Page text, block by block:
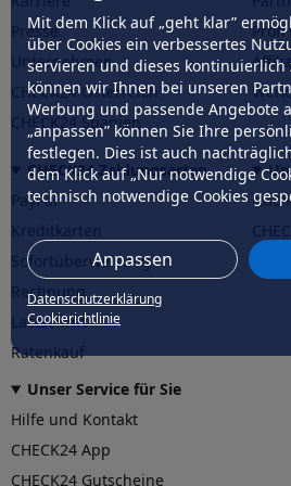
Mit dem Klick auf „geht klar”
über Cookies ein verbessertes
servieren und dieses kontinuierlich
können wir Ihnen bei unseren
Werbung und passende Angebote
„anpassen” können Sie Ihre
festlegen. Dies ist auch
dem Klick auf „Nur notwendige
technisch notwendige Cookies
Anpassen
Datenschutzerklärung
Cookierichtlinie
Presse
Unternehmen
CHECK24 Österreich
CHECK24 Spanien
Profi
CHECK24 Zahlungsarten
PayPal
Sofortüberweisung
Rechnung
Lastschrift
Ratenkauf
Unser Service für Sie
Hilfe und Kontakt
CHECK24 App
CHECK24 Gutscheine